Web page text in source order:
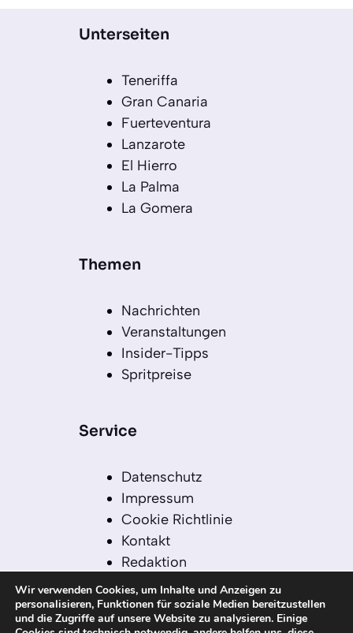
Unterseiten
Teneriffa
Gran Canaria
Fuerteventura
Lanzarote
El Hierro
La Palma
La Gomera
Themen
Nachrichten
Veranstaltungen
Insider-Tipps
Spritpreise
Service
Datenschutz
Impressum
Cookie Richtlinie
Kontakt
Redaktion
Redaktionelle Leitlinien
Sitemap
Einsatz von KI in der
Wir verwenden Cookies, um Inhalte und Anzeigen zu
personalisieren, Funktionen für soziale Medien bereitzustellen
und die Zugriffe auf unsere Website zu analysieren. Einige